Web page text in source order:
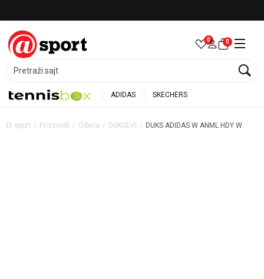
Pretraži sajt
0 0
ADIDAS SKECHERS
Et sport Proizvodi Odeća DUKSEVI DUKS ADIDAS W ANML HDY W